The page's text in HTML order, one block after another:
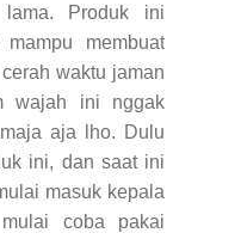
Produk ini
membuat
waktu jaman
wajah ini nggak
aja lho. Dulu
ini, dan saat ini
masuk kepala
coba pakai